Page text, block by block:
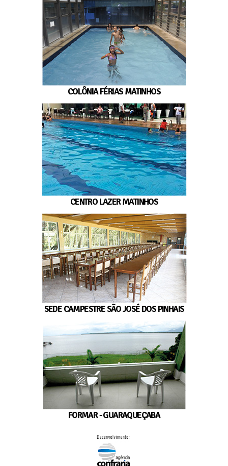
COLÔNIA FÉRIAS MATINHOS
CENTRO LAZER MATINHOS
SEDE CAMPESTRE SÃO JOSÉ DOS PINHAIS
FORMAR - GUARAQUEÇABA